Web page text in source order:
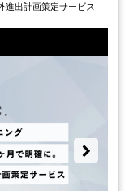
進出計画策定サービス